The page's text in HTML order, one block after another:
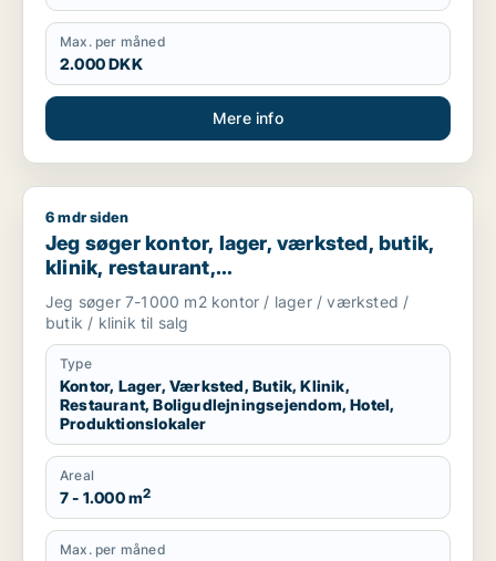
Max. per måned
2.000 DKK
Mere info
Jeg søger kontor, lager, værksted, butik, klinik, restaurant,
6 mdr siden
Jeg søger kontor, lager, værksted, butik,
klinik, restaurant,
boligudlejningsejendom, hotel eller
produktionslokaler til salg i Vordingborg,
Guldborgsund eller Lolland
Jeg søger 7-1000 m2 kontor / lager / værksted /
butik / klinik til salg
Type
Kontor, Lager, Værksted, Butik, Klinik,
Restaurant, Boligudlejningsejendom, Hotel,
Produktionslokaler
Areal
7 - 1.000 m2
Max. per måned